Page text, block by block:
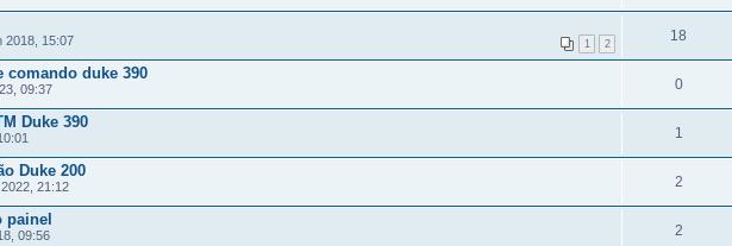
1 2
2018, 15:07 18
comando duke 390
09:37 0
Duke 390
1
Duke 200
21:12 2
painel
09:56 2